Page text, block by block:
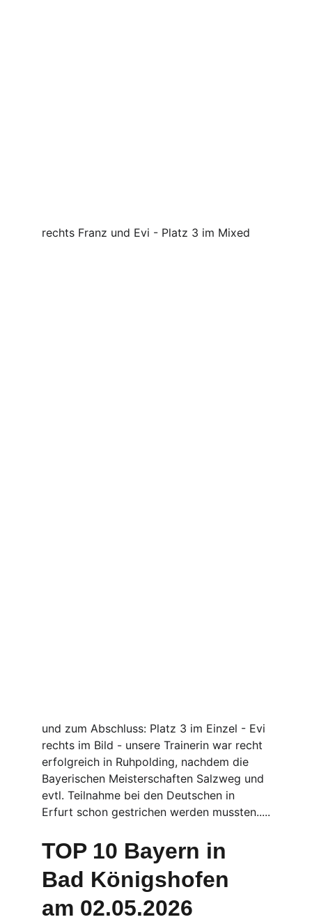
rechts Franz und Evi - Platz 3 im Mixed
und zum Abschluss: Platz 3 im Einzel - Evi
rechts im Bild - unsere Trainerin war recht
erfolgreich in Ruhpolding, nachdem die
Bayerischen Meisterschaften Salzweg und
evtl. Teilnahme bei den Deutschen in
Erfurt schon gestrichen werden mussten.....
TOP 10 Bayern in
Bad Königshofen
am 02.05.2026